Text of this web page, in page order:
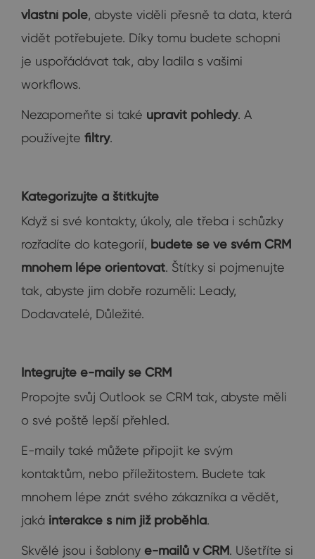
vlastní pole, abyste viděli přesně ta data, která
vidět potřebujete. Díky tomu budete schopni
je uspořádávat tak, aby ladila s vašimi
workflows.
Nezapomeňte si také upravit pohledy. A
používejte filtry.
Kategorizujte a štítkujte
Když si své kontakty, úkoly, ale třeba i schůzky
rozřadíte do kategorií, budete se ve svém CRM
mnohem lépe orientovat. Štítky si pojmenujte
tak, abyste jim dobře rozuměli: Leady,
Dodavatelé, Důležité.
Integrujte e-maily se CRM
Propojte svůj Outlook se CRM tak, abyste měli
o své poště lepší přehled.
E-maily také můžete připojit ke svým
kontaktům, nebo příležitostem. Budete tak
mnohem lépe znát svého zákazníka a vědět,
jaká interakce s ním již proběhla.
Skvělé jsou i šablony e-mailů v CRM. Ušetříte si